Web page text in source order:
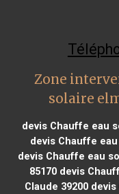
Zone
solaire
devis Chauffe eau
devis Chauffe
devis Chauffe eau
85170devis
Claude 39200